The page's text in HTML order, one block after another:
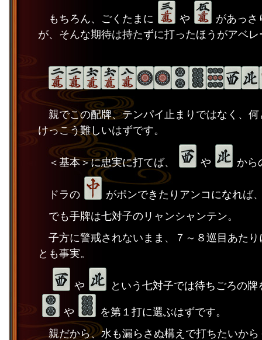
もちろん、ごくたまに や
があっさ
が、そんな期待は持たずに打ったほうがアベ
親でこの配牌、テンパイ止まりではなく、
けっこう難しいはずです。
＜基本＞に忠実に打てば、 や から
ドラの
がポンできたりアンコになれば
でも手牌は七対子のリャンシャンテン。
子方に警戒されないまま、７～８巡目あた
とも事実。
や という七対子では待ちごろの
や
を第１打に選ぶはずです。
親だから、水も漏らさぬ構えで打ちたいか